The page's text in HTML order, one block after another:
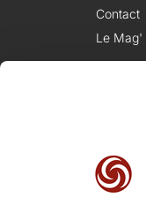
Contact
Le Mag'